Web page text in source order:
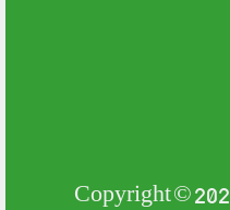
Copyright ©